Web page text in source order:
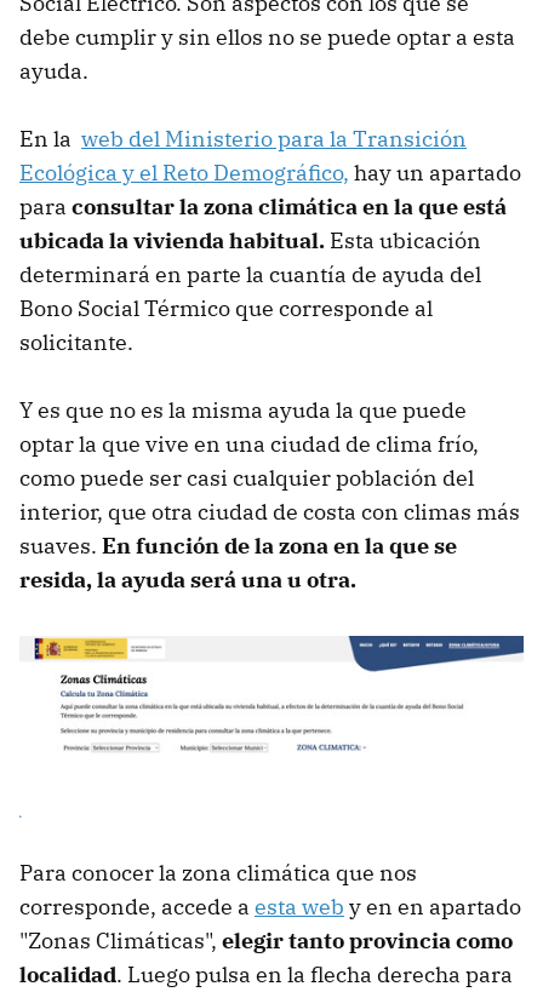
debe cumplir y sin ellos no se puede optar a esta
ayuda.
En la web del Ministerio para la Transición
Ecológica y el Reto Demográfico, hay un apartado
para consultar la zona climática en la que está
ubicada la vivienda habitual. Esta ubicación
determinará en parte la cuantía de ayuda del
Bono Social Térmico que corresponde al
solicitante.
Y es que no es la misma ayuda la que puede
optar la que vive en una ciudad de clima frío,
como puede ser casi cualquier población del
interior, que otra ciudad de costa con climas más
suaves. En función de la zona en la que se
resida, la ayuda será una u otra.
Para conocer la zona climática que nos
corresponde, accede a esta web y en en apartado
"Zonas Climáticas", elegir tanto provincia como
localidad. Luego pulsa en la flecha derecha para